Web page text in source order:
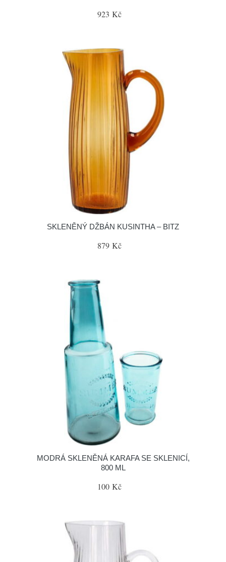
923 Kč
SKLENĚNÝ DŽBÁN KUSINTHA – BITZ
879 Kč
MODRÁ SKLENĚNÁ KARAFA SE SKLENICÍ,
800 ML
100 Kč